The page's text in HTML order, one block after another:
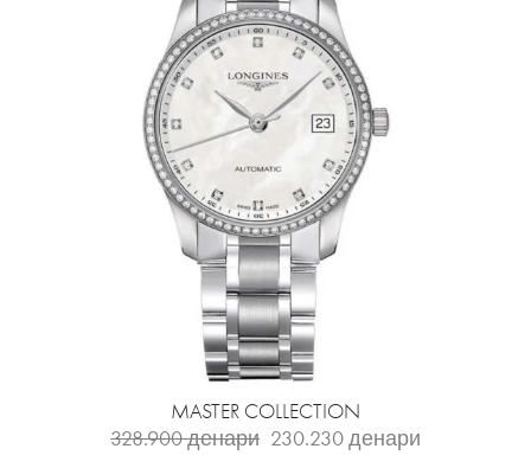
MASTER COLLECTION
328.900денари 230.230денари